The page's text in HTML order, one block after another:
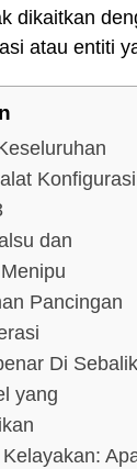
dikaitkan
atau entiti
Konfigurasi
dan
Pancingan
Di Sebalik
yang